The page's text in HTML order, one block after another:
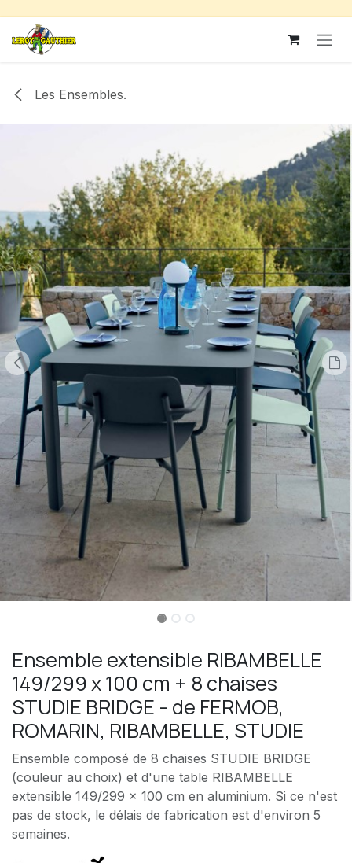
Se rendre au contenu
Les Ensembles.
Ensemble extensible RIBAMBELLE
149/299 x 100 cm + 8 chaises
STUDIE BRIDGE - de FERMOB,
ROMARIN, RIBAMBELLE, STUDIE
Ensemble composé de 8 chaises STUDIE BRIDGE
(couleur au choix) et d'une table RIBAMBELLE
extensible 149/299 x 100 cm en aluminium. Si ce n'est
pas de stock, le délais de fabrication est d'environ 5
semaines.